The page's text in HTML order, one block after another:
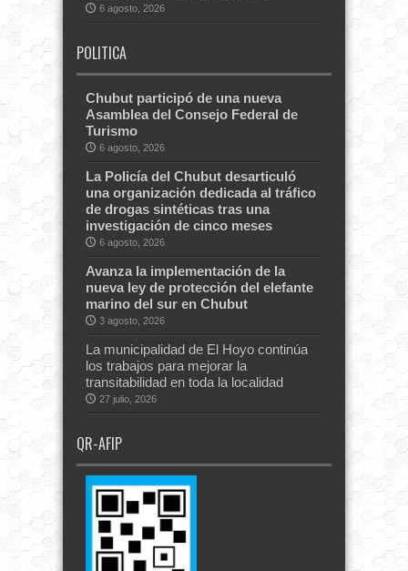
6 agosto, 2026
POLITICA
Chubut participó de una nueva
Asamblea del Consejo Federal de
Turismo
6 agosto, 2026
La Policía del Chubut desarticuló
una organización dedicada al tráfico
de drogas sintéticas tras una
investigación de cinco meses
6 agosto, 2026
Avanza la implementación de la
nueva ley de protección del elefante
marino del sur en Chubut
3 agosto, 2026
La municipalidad de El Hoyo continúa
los trabajos para mejorar la
transitabilidad en toda la localidad
27 julio, 2026
QR-AFIP